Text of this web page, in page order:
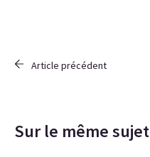
Article précédent
Sur le même sujet